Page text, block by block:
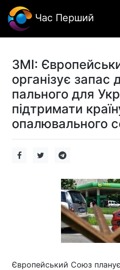
Час Перший
ЗМІ:
організує запас
пального для
підтримати
опалювального
Європейський Союз